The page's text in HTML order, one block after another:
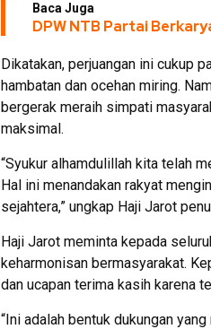
Baca Juga
DPW NTB Partai
Dikatakan, perjuangan ini cukup
hambatan dan ocehan miring.
bergerak meraih simpati
maksimal.
“Syukur alhamdulillah kita telah
Hal ini menandakan rakyat
sejahtera,” ungkap Haji Jarot
Haji Jarot meminta kepada
keharmonisan bermasyarakat.
dan ucapan terima kasih karena
“Ini adalah bentuk dukungan